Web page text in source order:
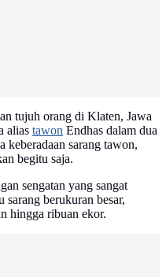
tujuh orang di Klaten, Jawa
alias tawon Endhas dalam dua
keberadaan sarang tawon,
begitu saja.
sengatan yang sangat
sarang berukuran besar,
hingga ribuan ekor.